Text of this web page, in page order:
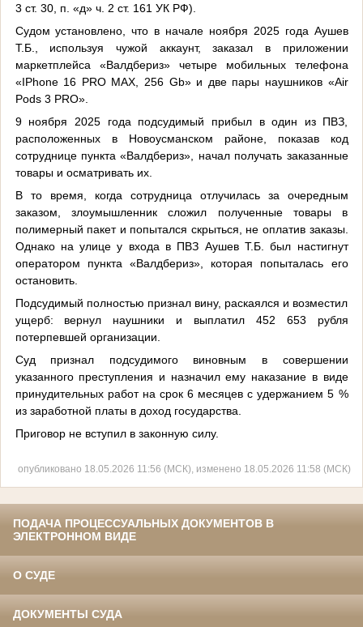
3 ст. 30, п. «д» ч. 2 ст. 161 УК РФ).
Судом установлено, что в начале ноября 2025 года Аушев
Т.Б., используя чужой аккаунт, заказал в приложении
маркетплейса «Валдбериз» четыре мобильных телефона
«IPhone 16 PRO MAX, 256 Gb» и две пары наушников «Air
Pods 3 PRO».
9 ноября 2025 года подсудимый прибыл в один из ПВЗ,
расположенных в Новоусманском районе, показав код
сотруднице пункта «Валдбериз», начал получать заказанные
товары и осматривать их.
В то время, когда сотрудница отлучилась за очередным
заказом, злоумышленник сложил полученные товары в
полимерный пакет и попытался скрыться, не оплатив заказы.
Однако на улице у входа в ПВЗ Аушев Т.Б. был настигнут
оператором пункта «Валдбериз», которая попыталась его
остановить.
Подсудимый полностью признал вину, раскаялся и возместил
ущерб: вернул наушники и выплатил 452 653 рубля
потерпевшей организации.
Суд признал подсудимого виновным в совершении
указанного преступления и назначил ему наказание в виде
принудительных работ на срок 6 месяцев с удержанием 5 %
из заработной платы в доход государства.
Приговор не вступил в законную силу.
опубликовано 18.05.2026 11:56 (МСК), изменено 18.05.2026 11:58 (МСК)
ПОДАЧА ПРОЦЕССУАЛЬНЫХ ДОКУМЕНТОВ В
ЭЛЕКТРОННОМ ВИДЕ
О СУДЕ
ДОКУМЕНТЫ СУДА